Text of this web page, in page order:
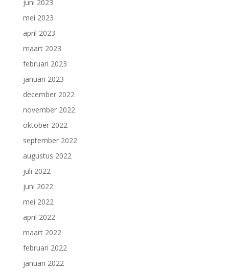
juni 2023
mei 2023
april 2023
maart 2023
februari 2023
januari 2023
december 2022
november 2022
oktober 2022
september 2022
augustus 2022
juli 2022
juni 2022
mei 2022
april 2022
maart 2022
februari 2022
januari 2022